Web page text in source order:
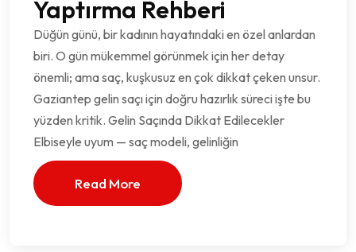
Yaptırma Rehberi
Düğün günü, bir kadının hayatındaki en özel anlardan
biri. O gün mükemmel görünmek için her detay
önemli; ama saç, kuşkusuz en çok dikkat çeken unsur.
Gaziantep gelin saçı için doğru hazırlık süreci işte bu
yüzden kritik. Gelin Saçında Dikkat Edilecekler
Elbiseyle uyum — saç modeli, gelinliğin
Read More